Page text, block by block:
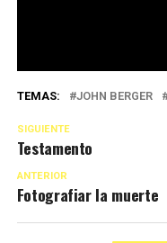
TEMAS: JOHN BERGER
SIGUIENTE
Testamento
ANTERIOR
Fotografiar la muerte